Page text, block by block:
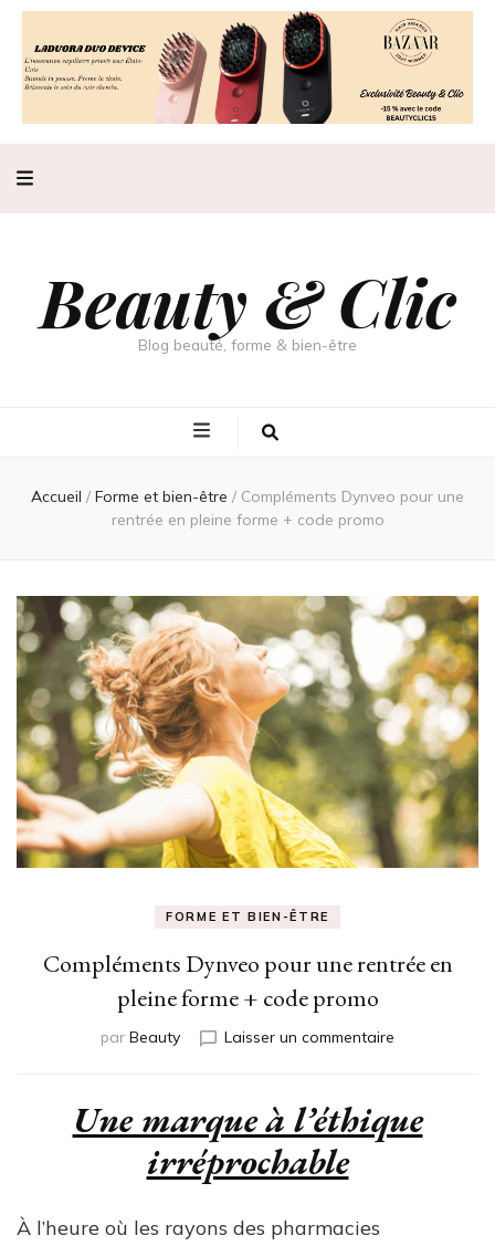
Beauty & Clic
Blog beauté, forme & bien-être
Accueil / Forme et bien-être / Compléments Dynveo pour une
rentrée en pleine forme + code promo
FORME ET BIEN-ÊTRE
Compléments Dynveo pour une rentrée en
pleine forme + code promo
par Beauty Laisser un commentaire
une
Une marque à l’éthique
irréprochable
À l’heure où les rayons des pharmacies